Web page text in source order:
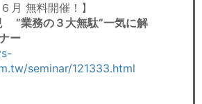
月 無料開催！】
”業務の３大無駄”一気に解
ー
seminar/121333.html